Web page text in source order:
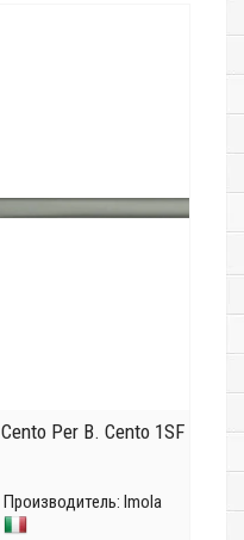
Cento Per B. Cento 1SF
Производитель: Imola